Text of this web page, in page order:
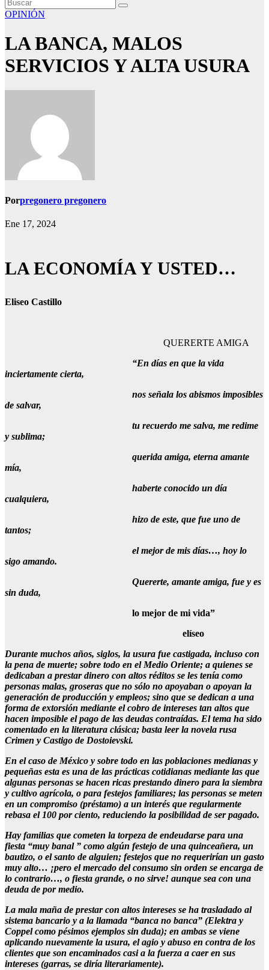
OPINIÓN
LA BANCA, MALOS
SERVICIOS Y ALTA USURA
Porpregonero pregonero
Ene 17, 2024
LA ECONOMÍA Y USTED…
Eliseo Castillo
QUERERTE AMIGA
“En días en que la vida
inciertamente cierta,
nos señala los abismos imposibles
de salvar,
tu recuerdo me salva, me redime
y sublima;
querida amiga, eterna amante
mía,
haberte conocido un día
cualquiera,
hizo de este, que fue uno de
tantos;
el mejor de mis días…, hoy lo
sigo amando.
Quererte, amante amiga, fue y es
sin duda,
lo mejor de mi vida”
elíseo
Durante muchos años, siglos, la usura fue castigada, incluso con
la pena de muerte; sobre todo en el Medio Oriente; a quienes se
dedicaban a prestar dinero con altos réditos se les tenía como
personas malas, groseras que no sólo no apoyaban o apoyan la
generación de producción y empleos; sino que se dedican a una
forma de extorsión mediante el cobro de intereses tan altos que
hacen imposible el pago de las deudas contraídas. El tema ha sido
comentado en la literatura clásica; basta leer la novela rusa
Crimen y Castigo de Dostoievski.
En el caso de México y sobre todo en las poblaciones medianas y
pequeñas esta es una de las prácticas cotidianas mediante las que
algunas personas se hacen ricas prestando dinero para la siembra
y cultivo agrícola, o para festejos familiares; las personas se meten
en un compromiso (préstamo) a un interés que regularmente
rebasa el 100 por ciento, reduciendo la posibilidad de ser pagado.
Hay familias que cometen la torpeza de endeudarse para una
fiesta “muy banal ” como algún festejo de una quinceañera, un
bautizo, o el santo de alguien; festejos que no requerirían un gasto
muy alto… ¡pero el mercado del consumo sin orden se encarga de
lo contrario…, o fiesta grande, o no sirve! aunque sea con una
deuda de por medio.
La mala maña de prestar con altos intereses se ha trasladado al
sistema bancario y a la llamada “banca no banca” (Elektra y
Coppel como pésimos ejemplos sin duda); en ambas se viene
aplicando nuevamente la usura, el agio y abuso en contra de los
clientes que son encaminados casi a la fuerza a caer en sus
intereses (garras, se diría literariamente).